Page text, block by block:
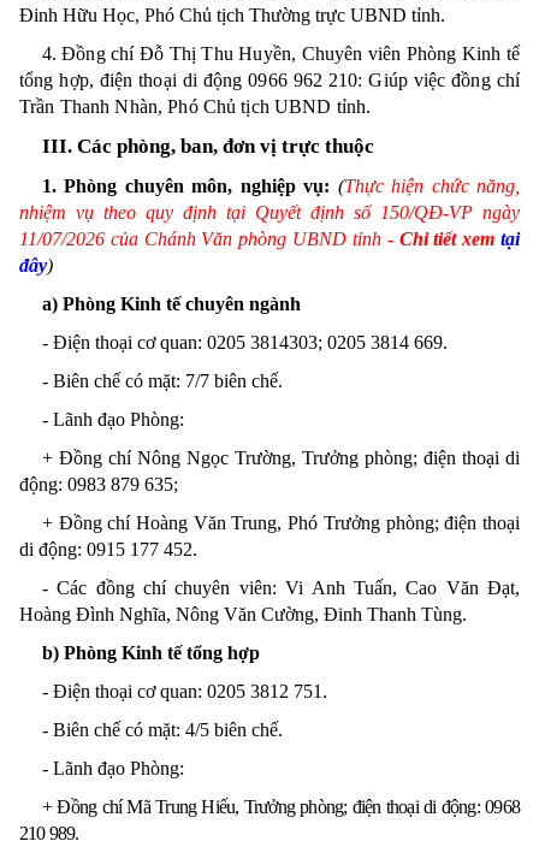
Đinh Hữu Học, Phó Chủ tịch Thường trực UBND tỉnh.
4. Đồng chí Đỗ Thị Thu Huyền, Chuyên viên Phòng Kinh tế
tổng hợp, điện thoại di động0966 962 210: Giúp việc đồng chí
Trần Thanh Nhàn, Phó Chủ tịch UBND tỉnh.
III. Các phòng, ban, đơn vị trực thuộc
1. Phòng chuyên môn, nghiệp vụ: (Thực hiện chức năng,
nhiệm vụ theo quy định tại Quyết định số 150/QĐ-VP ngày
11/07/2026 của Chánh Văn phòng UBND tỉnh - Chi tiết xemtại
đây)
a)Phòng Kinh tế chuyên ngành
- Điện thoại cơ quan: 0205 3814303; 0205 3814 669.
- Biên chế có mặt: 7/7 biên chế.
- Lãnh đạo Phòng:
+ Đồng chí Nông Ngọc Trường, Trưởng phòng; điện thoại di
động: 0983 879 635;
+ Đồng chí Hoàng Văn Trung, Phó Trưởng phòng; điện thoại
di động: 0915 177 452.
- Các đồng chí chuyên viên: Vi Anh Tuấn, Cao Văn Đạt,
Hoàng Đình Nghĩa, Nông Văn Cường, Đinh Thanh Tùng.
b) Phòng Kinh tế tổng hợp
- Điện thoại cơ quan: 0205 3812 751 .
- Biên chế có mặt: 4/5 biên chế.
- Lãnh đạo Phòng:
+ Đồng chíMã Trung Hiếu, Trưởng phòng; điện thoại di động: 0968
210 989.